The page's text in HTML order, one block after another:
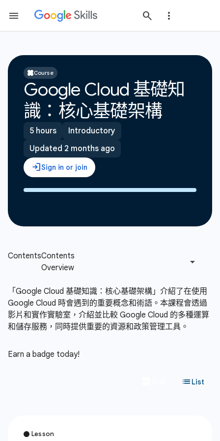
Course
Google Cloud 基礎知
識：核心基礎架構
5 hours
Introductory
Updated 2 months ago
「Google Cloud 基礎知識：核心基礎架構」介紹了在使用
Google Cloud 時會遇到的重要概念和術語。本課程會透過
影片和實作實驗室，介紹並比較 Google Cloud 的多種運算
和儲存服務，同時提供重要的資源和政策管理工具。
Earn a badge today!